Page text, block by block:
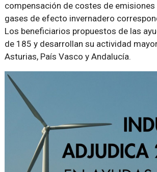
compensación de costes de
gases de efecto invernadero
Los beneficiarios propuestos de las
de 185 y desarrollan su actividad
Asturias, País Vasco y Andalucía.